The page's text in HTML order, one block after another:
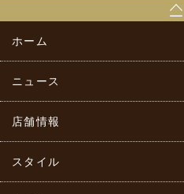
ホーム
ニュース
店舗情報
スタイル